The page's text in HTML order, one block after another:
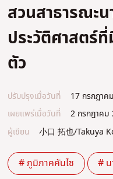
สวนสาธารณะน
ประวัติศาสตร์
ตัว
ปรับปรุงเมื่อวันที่
17 กรกฎาค
เผยแพร่เมื่อวันที่
2 กรกฎาคม
ผู้เขียน
小口 拓也/Takuya
# ภูมิภาคคันไซ # น